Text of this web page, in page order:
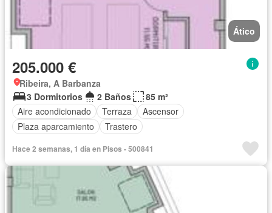
Ático
205.000 €
Ribeira, A Barbanza
3 Dormitorios
2 Baños
85 m²
Aire acondicionado
Terraza
Ascensor
Plaza aparcamiento
Trastero
Hace 2 semanas, 1 día en Pisos - 500841